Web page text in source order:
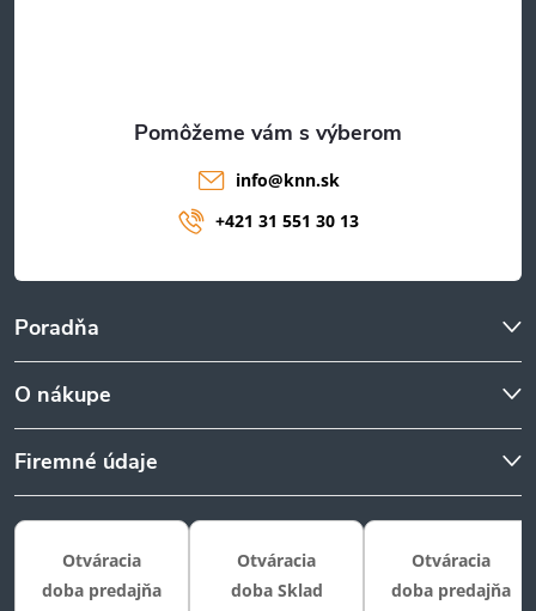
Poradňa
O nákupe
Firemné údaje
info@knn.sk
+421 31 551 30 13
Otváracia
doba predajňa
Otváracia
doba Sklad
Otváracia
doba predajňa